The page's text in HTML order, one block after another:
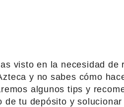
visto en la necesidad de
y no sabes cómo
algunos tips y
de tu depósito y